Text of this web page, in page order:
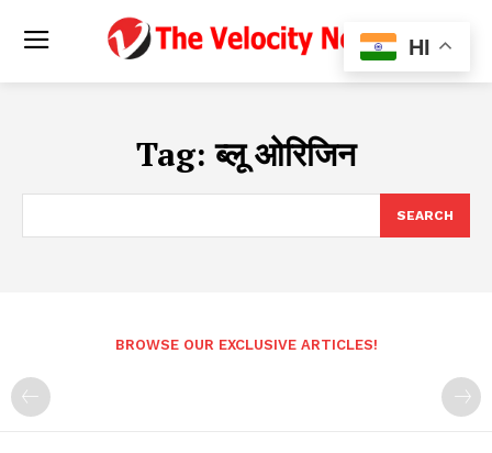
Tag:ब्लू ओरिजिन
SEARCH
BROWSE OUR EXCLUSIVE ARTICLES!
HI